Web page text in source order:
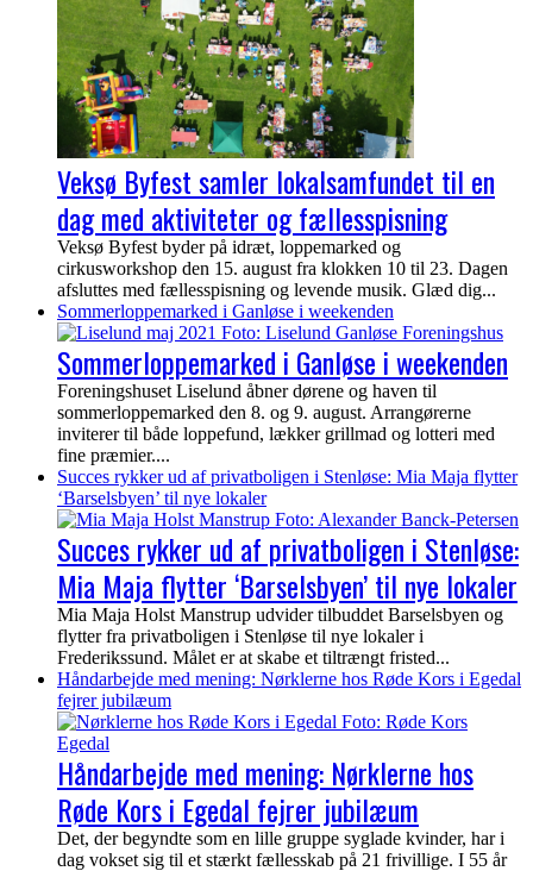
Veksø Byfest samler lokalsamfundet til en
dag med aktiviteter og fællesspisning
Veksø Byfest byder på idræt, loppemarked og
cirkusworkshop den 15. august fra klokken 10 til 23. Dagen
afsluttes med fællesspisning og levende musik. Glæd dig...
Sommerloppemarked i Ganløse i weekenden
Sommerloppemarked i Ganløse i weekenden
Foreningshuset Liselund åbner dørene og haven til
sommerloppemarked den 8. og 9. august. Arrangørerne
inviterer til både loppefund, lækker grillmad og lotteri med
fine præmier....
Succes rykker ud af privatboligen i Stenløse: Mia Maja flytter
‘Barselsbyen’ til nye lokaler
Succes rykker ud af privatboligen i Stenløse:
Mia Maja flytter ‘Barselsbyen’ til nye lokaler
Mia Maja Holst Manstrup udvider tilbuddet Barselsbyen og
flytter fra privatboligen i Stenløse til nye lokaler i
Frederikssund. Målet er at skabe et tiltrængt fristed...
Håndarbejde med mening: Nørklerne hos Røde Kors i Egedal
fejrer jubilæum
Håndarbejde med mening: Nørklerne hos
Røde Kors i Egedal fejrer jubilæum
Det, der begyndte som en lille gruppe syglade kvinder, har i
dag vokset sig til et stærkt fællesskab på 21 frivillige. I 55 år